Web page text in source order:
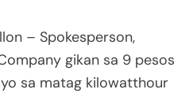
– Spokesperson,
gikan sa 9 pesos
sa matag kilowatthour